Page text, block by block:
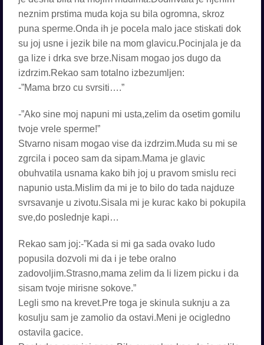
neznim prstima muda koja su bila ogromna, skroz
puna sperme.Onda ih je pocela malo jace stiskati dok
su joj usne i jezik bile na mom glavicu.Pocinjala je da
ga lize i drka sve brze.Nisam mogao jos dugo da
izdrzim.Rekao sam totalno izbezumljen:
-”Mama brzo cu svrsiti….”
-”Ako sine moj napuni mi usta,zelim da osetim gomilu
tvoje vrele sperme!”
Stvarno nisam mogao vise da izdrzim.Muda su mi se
zgrcila i poceo sam da sipam.Mama je glavic
obuhvatila usnama kako bih joj u pravom smislu reci
napunio usta.Mislim da mi je to bilo do tada najduze
svrsavanje u zivotu.Sisala mi je kurac kako bi pokupila
sve,do poslednje kapi…
Rekao sam joj:-”Kada si mi ga sada ovako ludo
popusila dozvoli mi da i je tebe oralno
zadovoljim.Strasno,mama zelim da li lizem picku i da
sisam tvoje mirisne sokove.”
Legli smo na krevet.Pre toga je skinula suknju a za
kosulju sam je zamolio da ostavi.Meni je ocigledno
ostavila gacice.